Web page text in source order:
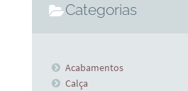
Categorias
Acabamentos
Calça